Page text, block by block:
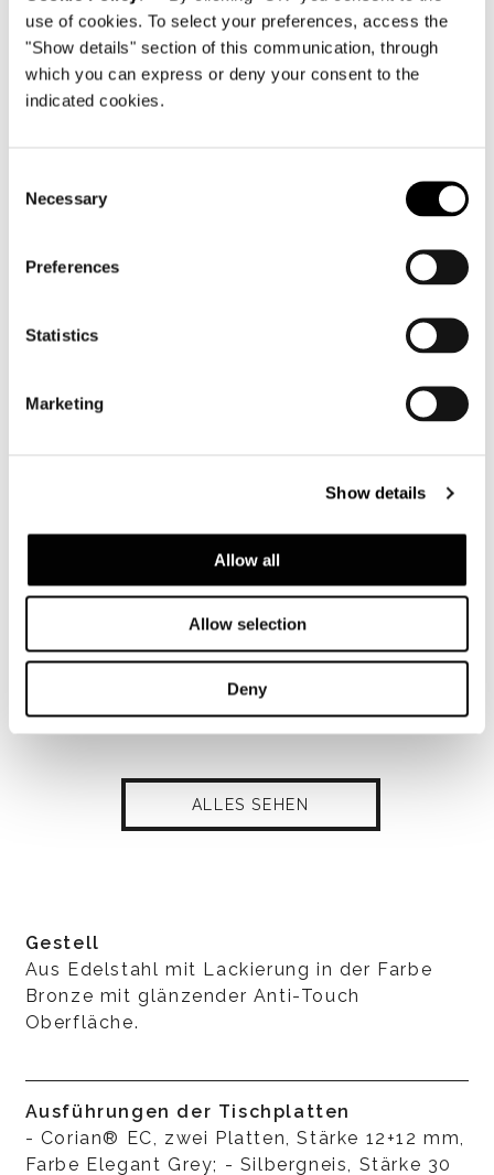
use of cookies. To select your preferences, access the
"Show details" section of this communication, through
which you can express or deny your consent to the
indicated cookies.
Selection
Necessary
Preferences
Statistics
Marketing
Show details
Allow all
Allow selection
Deny
ALLES SEHEN
Gestell
Aus Edelstahl mit Lackierung in der Farbe
Bronze mit glänzender Anti-Touch
Oberfläche.
Ausführungen der Tischplatten
- Corian® EC, zwei Platten, Stärke 12+12 mm,
Farbe Elegant Grey; - Silbergneis, Stärke 30